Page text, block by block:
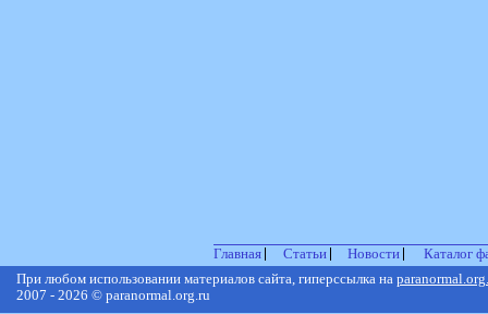
Главная Статьи Новости
Каталог
При любом использовании материалов сайта, гиперссылка на
2007 - 2026 © paranormal.org.ru